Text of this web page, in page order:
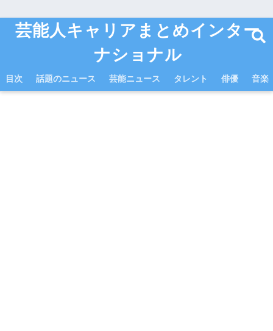
芸能人キャリアまとめインター
ナショナル
目次 話題のニュース 芸能ニュース タレント 俳優 音楽